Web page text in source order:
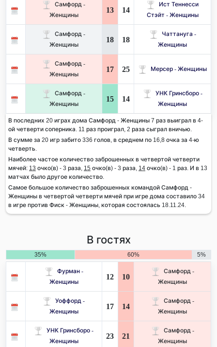
Самфорд -
Женщины
13 14
Ист Теннесси
Стэйт - Женщины
Самфорд -
Женщины
18 18
Чаттануга -
Женщины
Самфорд -
Женщины
17 25 Мерсер - Женщины
Самфорд -
Женщины
15 14
УНК Гринсборо -
Женщины
В последних 20 играх дома Самфорд - Женщины 7 раз выиграл в 4-
ой четверти соперника. 11 раз проиграл, 2 раза сыграл вничью.
В сумме за 20 игр забито 336 голов, в среднем по 16,8 очка за 4-ю
четверть.
Наиболее частое количество заброшенных в четвертой четверти
мячей: 13 очко(в) - 3 раза, 15 очко(в) - 3 раза, 14 очко(в) - 1 раз. И в 13
матчах было другое количество.
Самое большое количество заброшенных командой Самфорд -
Женщины в четвертой четверти мячей при игре дома составило 34
в игре против Фиск - Женщины, которая состоялась 18.11.24.
В гостях
35% 60% 5%
Фурман -
Женщины
12 10
Самфорд -
Женщины
Уоффорд -
Женщины
17 14
Самфорд -
Женщины
УНК Гринсборо -
Женщины
23 21
Самфорд -
Женщины